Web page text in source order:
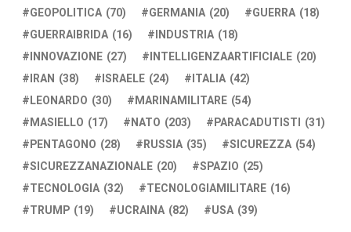
GEOPOLITICA (70) GERMANIA (20) GUERRA (18)
GUERRAIBRIDA (16) INDUSTRIA (18)
INNOVAZIONE (27) INTELLIGENZAARTIFICIALE (20)
IRAN (38) ISRAELE (24) ITALIA (42)
LEONARDO (30) MARINAMILITARE (54)
MASIELLO (17) NATO (203) PARACADUTISTI (31)
PENTAGONO (28) RUSSIA (35) SICUREZZA (54)
SICUREZZANAZIONALE (20) SPAZIO (25)
TECNOLOGIA (32) TECNOLOGIAMILITARE (16)
TRUMP (19) UCRAINA (82) USA (39)